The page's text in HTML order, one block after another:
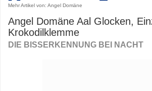
Mehr Artikel von: Angel Domäne
Angel Domäne Aal Glocken,
Krokodilklemme
DIE BISSERKENNUNG BEI NACHT